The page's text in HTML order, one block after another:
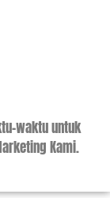
waktu untuk
Kami.